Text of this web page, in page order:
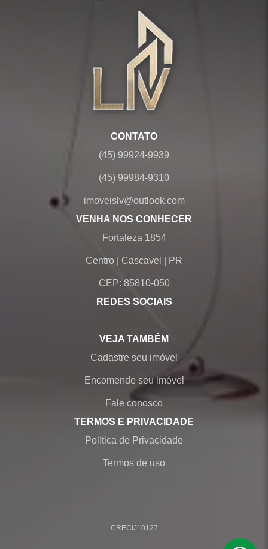
CONTATO
(45) 99924-9939
(45) 99984-9310
imoveislv@outlook.com
VENHA NOS CONHECER
Fortaleza 1854
Centro Cascavel PR
CEP: 85810-050
REDES SOCIAIS
VEJA TAMBÉM
Cadastre seu imóvel
Encomende seu imóvel
Fale conosco
TERMOS E PRIVACIDADE
Política de Privacidade
Termos de uso
CRECIJ10127